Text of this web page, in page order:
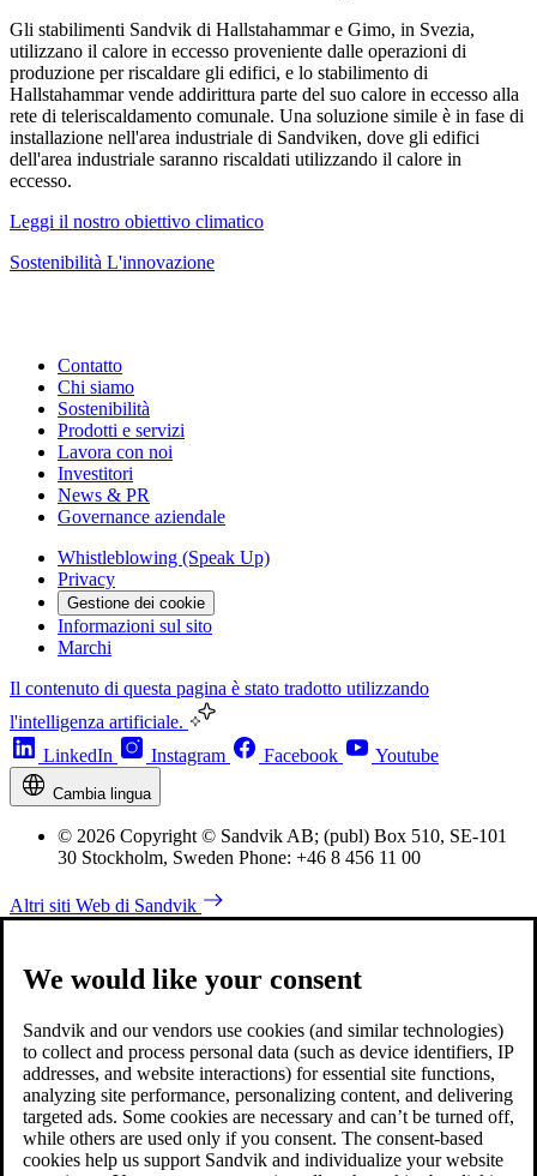
Gli stabilimenti Sandvik di Hallstahammar e Gimo, in Svezia,
utilizzano il calore in eccesso proveniente dalle operazioni di
produzione per riscaldare gli edifici, e lo stabilimento di
Hallstahammar vende addirittura parte del suo calore in eccesso alla
rete di teleriscaldamento comunale. Una soluzione simile è in fase di
installazione nell'area industriale di Sandviken, dove gli edifici
dell'area industriale saranno riscaldati utilizzando il calore in
eccesso.
Leggi il nostro obiettivo climatico
Sostenibilità L'innovazione
Contatto
Chi siamo
Sostenibilità
Prodotti e servizi
Lavora con noi
Investitori
News & PR
Governance aziendale
Whistleblowing (Speak Up)
Privacy
Gestione dei cookie
Informazioni sul sito
Marchi
Il contenuto di questa pagina è stato tradotto utilizzando
l'intelligenza artificiale.
LinkedIn
Instagram Facebook Youtube
Cambia lingua
© 2026 Copyright © Sandvik AB; (publ) Box 510, SE-101
30 Stockholm, Sweden Phone: +46 8 456 11 00
Altri siti Web di Sandvik
We would like your consent
Sandvik and our vendors use cookies (and similar technologies)
to collect and process personal data (such as device identifiers, IP
addresses, and website interactions) for essential site functions,
analyzing site performance, personalizing content, and delivering
targeted ads. Some cookies are necessary and can’t be turned off,
while others are used only if you consent. The consent-based
cookies help us support Sandvik and individualize your website